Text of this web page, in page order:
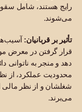
رایج هستند، شامل
می‌شوند.
تأثیر بر قربانیان:
قرار گرفتن در معرض
دهد و منجر به ناتوانی
محدودیت عملکرد، از
شغلشان و از نظر مالی
می‌برند.